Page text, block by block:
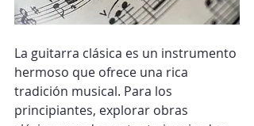
La guitarra clásica es un instrumento
hermoso que ofrece una rica
tradición musical. Para los
principiantes, explorar obras